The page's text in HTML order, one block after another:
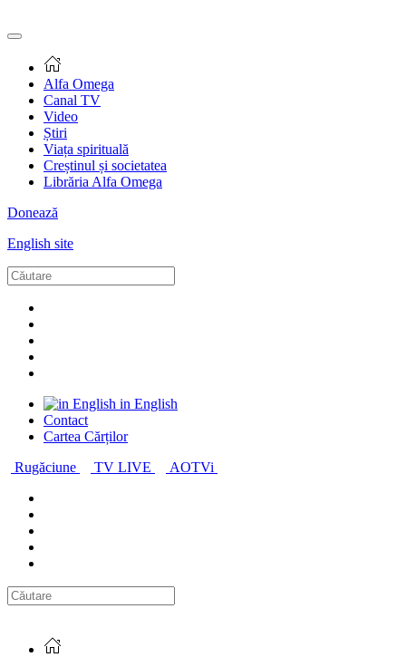
Alfa Omega
Canal TV
Video
Știri
Viața spirituală
Creștinul și societatea
Librăria Alfa Omega
Donează
English site
in English
Contact
Cartea Cărților
Rugăciune
TV LIVE AOTVi